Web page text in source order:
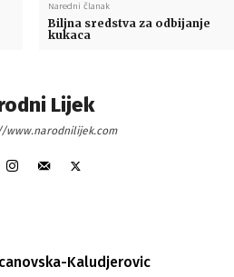
Naredni članak
Biljna sredstva za odbijanje
kukaca
Lijek
www.narodnilijek.com
Kaludjerovic